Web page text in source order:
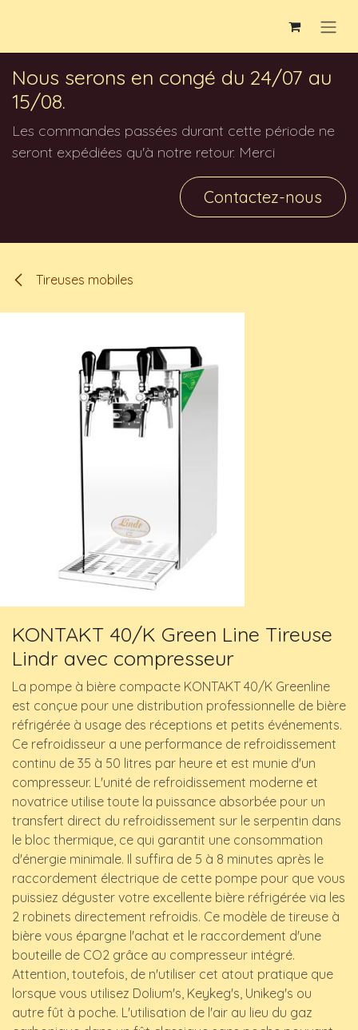
Nous serons en congé du 24/07 au
15/08.
Les commandes passées durant cette période ne
seront expédiées qu'à notre retour. Merci
Contactez-nous
Tireuses mobiles
KONTAKT 40/K Green Line Tireuse
Lindr avec compresseur
La pompe à bière compacte KONTAKT 40/K Greenline
est conçue pour une distribution professionnelle de bière
réfrigérée à usage des réceptions et petits événements.
Ce refroidisseur a une performance de refroidissement
continu de 35 à 50 litres par heure et est munie d'un
compresseur. L'unité de refroidissement moderne et
novatrice utilise toute la puissance absorbée pour un
transfert direct du refroidissement sur le serpentin dans
le bloc thermique, ce qui garantit une consommation
d'énergie minimale. Il suffira de 5 à 8 minutes après le
raccordement électrique de cette pompe pour que vous
puissiez déguster votre excellente bière réfrigérée via les
2 robinets directement refroidis. Ce modèle de tireuse à
bière vous épargne l'achat et le raccordement d'une
bouteille de CO2 grâce au compresseur intégré.
Attention, toutefois, de n'utiliser cet atout pratique que
lorsque vous utilisez Dolium's, Keykeg's, Unikeg's ou
autre fût à poche. L'utilisation de l'air au lieu du gaz